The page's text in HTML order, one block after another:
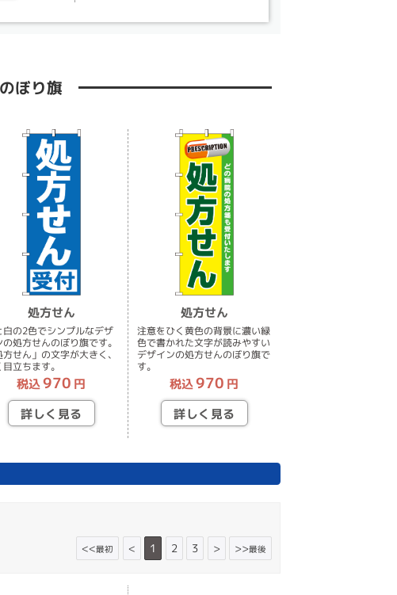
ぼり旗
処方せん
白の2色でシンプルなデザ
の処方せんのぼり旗です。
方せん」の文字が大きく、
目立ちます。
税込970 円
詳しく見る
処方せん
注意をひく黄色の背景に濃い緑
色で書かれた文字が読みやすい
デザインの処方せんのぼり旗で
す。
税込970 円
詳しく見る
<<最初 < 1 2 3 > >>最後